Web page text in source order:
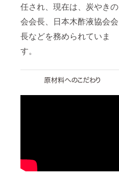
任され、現在は、炭やきの
会会長、日本木酢液協会会
長などを務められていま
す。